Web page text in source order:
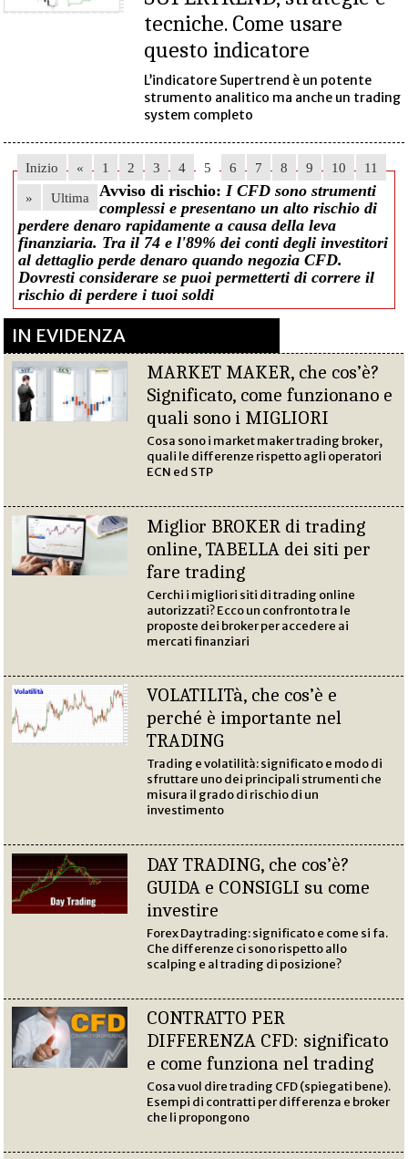
tecniche. Come usare
questo indicatore
L’indicatore Supertrend è un potente
strumento analitico ma anche un trading
system completo
Inizio « 1 2 3 4 5 6 7 8 9 10 11
» Ultima Avviso di rischio:I CFD sono strumenti
complessi e presentano un alto rischio di
perdere denaro rapidamente a causa della leva
finanziaria. Tra il 74 e l'89% dei conti degli investitori
al dettaglio perde denaro quando negozia CFD.
Dovresti considerare se puoi permetterti di correre il
rischio di perdere i tuoi soldi
IN EVIDENZA
MARKET MAKER, che cos’è?
Significato, come funzionano e
quali sono i MIGLIORI
Cosa sono i market maker trading broker,
quali le differenze rispetto agli operatori
ECN ed STP
Miglior BROKER di trading
online, TABELLA dei siti per
fare trading
Cerchi i migliori siti di trading online
autorizzati? Ecco un confronto tra le
proposte dei broker per accedere ai
mercati finanziari
VOLATILITà, che cos’è e
perché è importante nel
TRADING
Trading e volatilità: significato e modo di
sfruttare uno dei principali strumenti che
misura il grado di rischio di un
investimento
DAY TRADING, che cos’è?
GUIDA e CONSIGLI su come
investire
Forex Day trading: significato e come si fa.
Che differenze ci sono rispetto allo
scalping e al trading di posizione?
CONTRATTO PER
DIFFERENZA CFD: significato
e come funziona nel trading
Cosa vuol dire trading CFD (spiegati bene).
Esempi di contratti per differenza e broker
che li propongono